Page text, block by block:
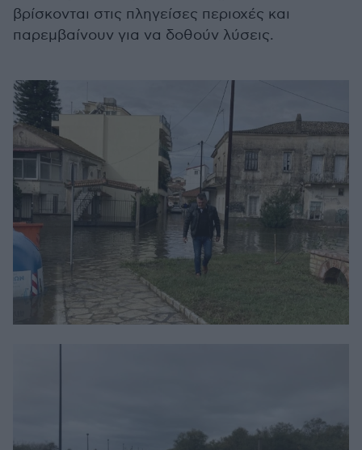
βρίσκονται στις πληγείσες περιοχές και
παρεμβαίνουν για να δοθούν λύσεις.